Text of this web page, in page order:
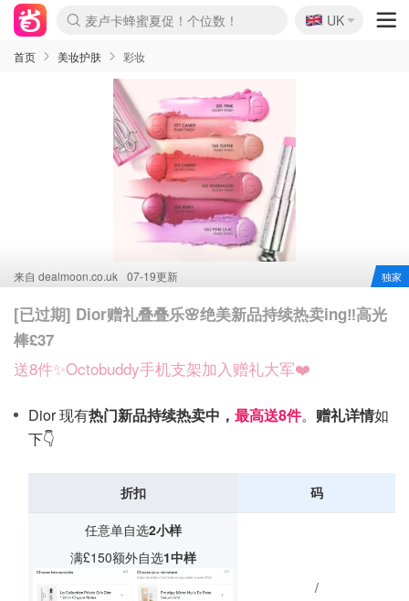
麦卢卡蜂蜜夏促！个位数！
Prada/Miu 4.8折！
啥？必胜客披萨5折！
🇬🇧
UK
首页 美妆护肤 彩妆
来自 dealmoon.co.uk 07-19更新 独家
[已过期] Dior赠礼叠叠乐🌸绝美新品持续热卖ing‼️高光
棒£37
送8件✨Octobuddy手机支架加入赠礼大军❤️
Dior 现有热门新品持续热卖中， 最高送8件。 赠礼详情如
下👇
折扣 码
任意单自选2小样
满£150额外自选1中样
/